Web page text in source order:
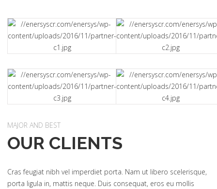
MAJOR AND BEST
OUR CLIENTS
Cras feugiat nibh vel imperdiet porta. Nam ut libero scelerisque,
porta ligula in, mattis neque. Duis consequat, eros eu mollis